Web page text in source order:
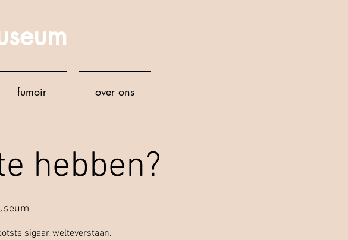
fumoir over ons
hebben?
sigaar, welteverstaan.